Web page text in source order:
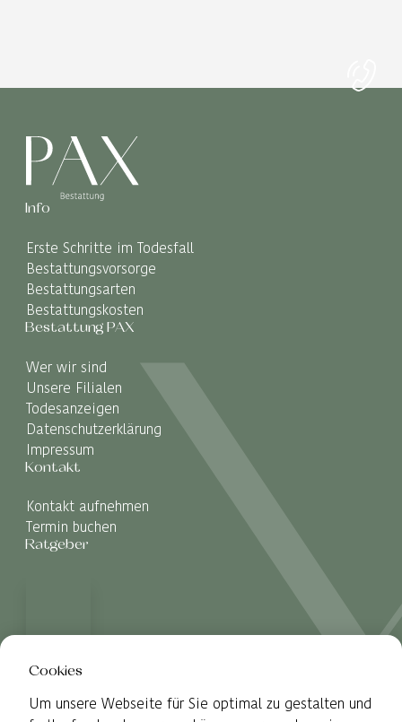
Info
Erste Schritte im Todesfall
Bestattungsvorsorge
Bestattungsarten
Bestattungskosten
Bestattung PAX
Wer wir sind
Unsere Filialen
Todesanzeigen
Datenschutzerklärung
Impressum
Kontakt
Kontakt aufnehmen
Termin buchen
Ratgeber
Cookies
Um unsere Webseite für Sie optimal zu gestalten und